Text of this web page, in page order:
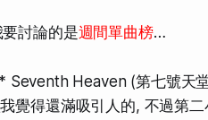
討論的是週間單曲榜…
Seventh Heaven (第七號天
覺得還滿吸引人的, 不過第